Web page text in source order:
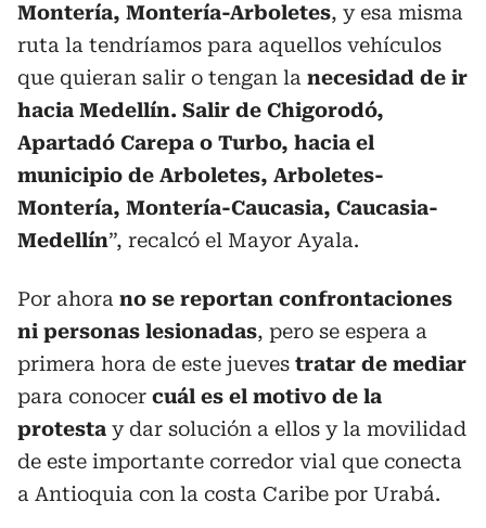
Montería, Montería-Arboletes, y esa misma
ruta la tendríamos para aquellos vehículos
que quieran salir o tengan la necesidad de ir
hacia Medellín. Salir de Chigorodó,
Apartadó Carepa o Turbo, hacia el
municipio de Arboletes, Arboletes-
Montería, Montería-Caucasia, Caucasia-
Medellín”, recalcó el Mayor Ayala.
Por ahora no se reportan confrontaciones
ni personas lesionadas, pero se espera a
primera hora de este jueves tratar de mediar
para conocer cuál es el motivo de la
protesta y dar solución a ellos y la movilidad
de este importante corredor vial que conecta
a Antioquia con la costa Caribe por Urabá.